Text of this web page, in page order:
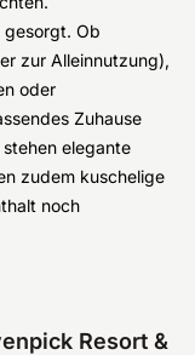
gesorgt. Ob
zur Alleinnutzung),
oder
Zuhause
elegante
zudem kuschelige
noch
Resort &